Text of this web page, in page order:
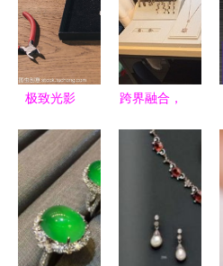
极致光影
售橱窗的艺
术
跨界融合，
织莺女装携
手戴呗珠宝
的多元商机